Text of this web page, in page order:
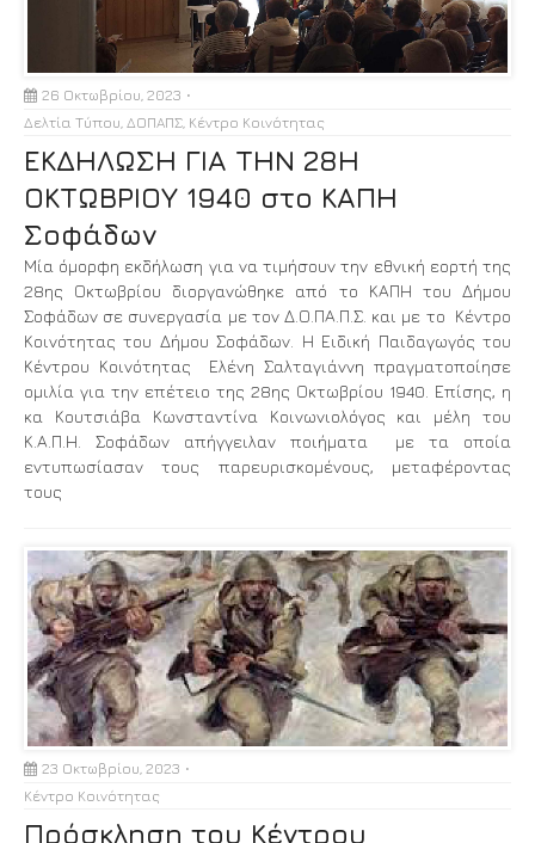
26 Οκτωβρίου, 2023
Δελτία Τύπου ΔΟΠΑΠΣ Κέντρο Κοινότητας
ΕΚΔΗΛΩΣΗ ΓΙΑ ΤΗΝ 28Η
ΟΚΤΩΒΡΙΟΥ 1940 στο ΚΑΠΗ
Σοφάδων
Μία όμορφη εκδήλωση για να τιμήσουν την εθνική εορτή της
28ης Οκτωβρίου διοργανώθηκε από το ΚΑΠΗ του Δήμου
Σοφάδων σε συνεργασία με τον Δ.Ο.ΠΑ.Π.Σ. και με το Κέντρο
Κοινότητας του Δήμου Σοφάδων. Η Ειδική Παιδαγωγός του
Κέντρου Κοινότητας Ελένη Σαλταγιάννη πραγματοποίησε
ομιλία για την επέτειο της 28ης Οκτωβρίου 1940. Επίσης, η
κα Κουτσιάβα Κωνσταντίνα Κοινωνιολόγος και μέλη του
Κ.Α.Π.Η. Σοφάδων απήγγειλαν ποιήματα με τα οποία
εντυπωσίασαν τους παρευρισκομένους, μεταφέροντας
τους
23 Οκτωβρίου, 2023
Κέντρο Κοινότητας
Πρόσκληση του Κέντρου